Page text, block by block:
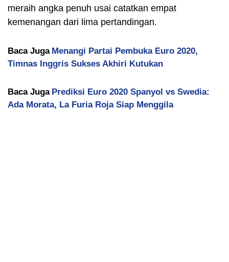
meraih angka penuh usai catatkan empat
kemenangan dari lima pertandingan.
Baca Juga Menangi Partai Pembuka Euro 2020,
Timnas Inggris Sukses Akhiri Kutukan
Baca Juga Prediksi Euro 2020 Spanyol vs Swedia:
Ada Morata, La Furia Roja Siap Menggila